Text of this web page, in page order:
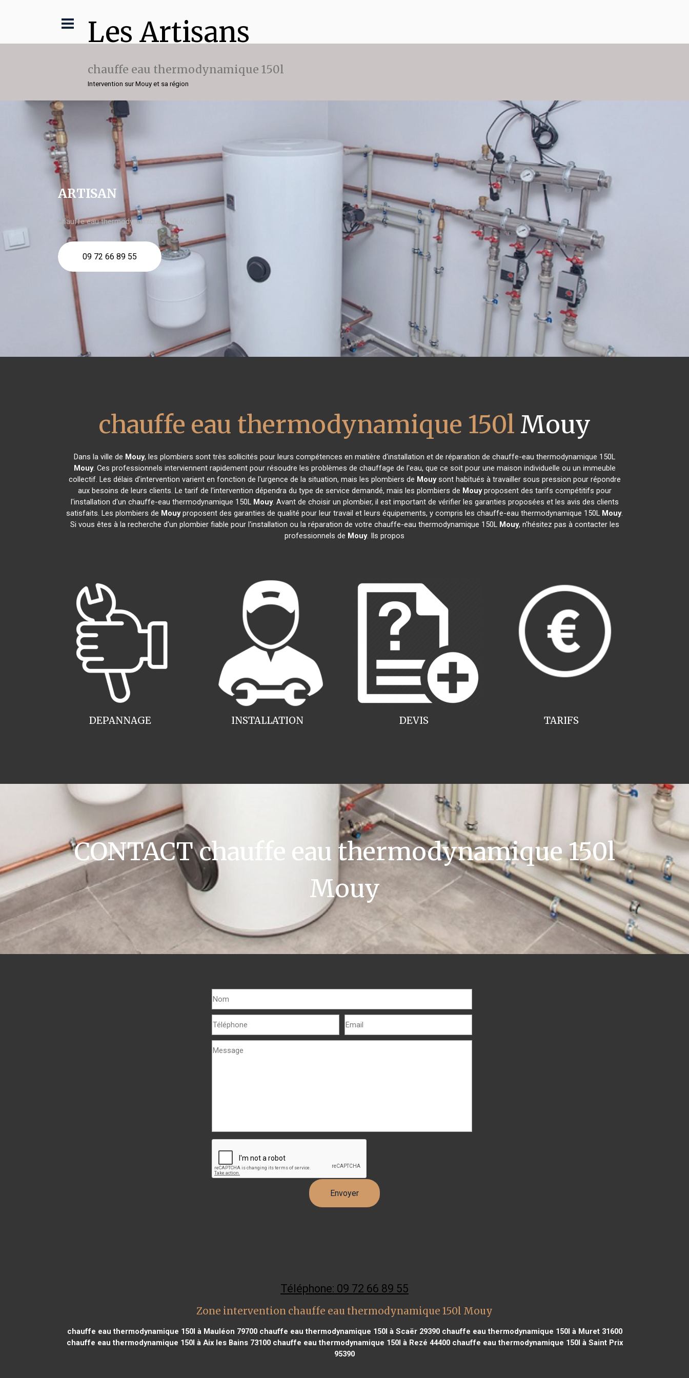
Les Artisans
chauffe eau thermodynamique 150l
Intervention sur Mouy et sa région
ARTISAN
chauffe eau thermodynamique 150l Mouy
09 72 66 89 55
chauffe eau thermodynamique 150l Mouy
Dans la ville de Mouy, les plombiers sont très sollicités pour leurs compétences en matière d'installation et de réparation de chauffe-eau thermodynamique 150L
Mouy. Ces professionnels interviennent rapidement pour résoudre les problèmes de chauffage de l'eau, que ce soit pour une maison individuelle ou un immeuble
collectif. Les délais d'intervention varient en fonction de l'urgence de la situation, mais les plombiers de Mouysont habitués à travailler sous pression pour répondre
aux besoins de leurs clients. Le tarif de l'intervention dépendra du type de service demandé, mais les plombiers de Mouyproposent des tarifs compétitifs pour
l'installation d'un chauffe-eau thermodynamique 150L Mouy. Avant de choisir un plombier, il est important de vérifier les garanties proposées et les avis des clients
satisfaits. Les plombiers de Mouyproposent des garanties de qualité pour leur travail et leurs équipements, y compris les chauffe-eau thermodynamique 150L Mouy.
Si vous êtes à la recherche d'un plombier fiable pour l'installation ou la réparation de votre chauffe-eau thermodynamique 150L Mouy, n'hésitez pas à contacter les
professionnels de Mouy. Ils propos
INSTALLATION
DEPANNAGE TARIFS
DEVIS
CONTACT chauffe eau thermodynamique 150l
Mouy
Téléphone: 09 72 66 89 55
Zone intervention chauffe eau thermodynamique 150l Mouy
chauffe eau thermodynamique 150l à Mauléon 79700chauffe eau thermodynamique 150l à Scaër 29390chauffe eau thermodynamique 150l à Muret 31600
chauffe eau thermodynamique 150l à Aix les Bains 73100chauffe eau thermodynamique 150l à Rezé 44400chauffe eau thermodynamique 150l à Saint Prix
95390